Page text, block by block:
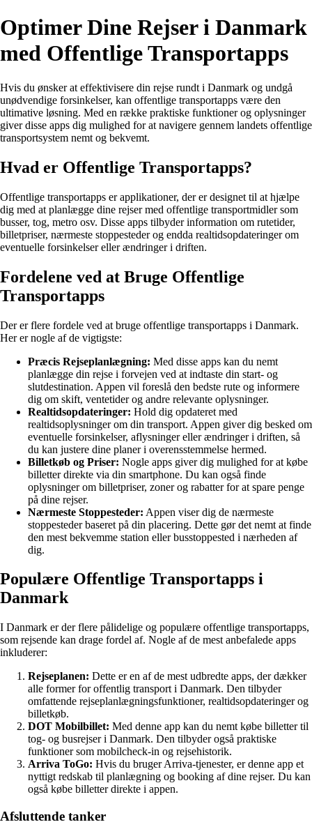
Optimer Dine Rejser i Danmark
med Offentlige Transportapps
Hvis du ønsker at effektivisere din rejse rundt i Danmark og undgå
unødvendige forsinkelser, kan offentlige transportapps være den
ultimative løsning. Med en række praktiske funktioner og oplysninger
giver disse apps dig mulighed for at navigere gennem landets offentlige
transportsystem nemt og bekvemt.
Hvad er Offentlige Transportapps?
Offentlige transportapps er applikationer, der er designet til at hjælpe
dig med at planlægge dine rejser med offentlige transportmidler som
busser, tog, metro osv. Disse apps tilbyder information om rutetider,
billetpriser, nærmeste stoppesteder og endda realtidsopdateringer om
eventuelle forsinkelser eller ændringer i driften.
Fordelene ved at Bruge Offentlige
Transportapps
Der er flere fordele ved at bruge offentlige transportapps i Danmark.
Her er nogle af de vigtigste:
Præcis Rejseplanlægning: Med disse apps kan du nemt
planlægge din rejse i forvejen ved at indtaste din start- og
slutdestination. Appen vil foreslå den bedste rute og informere
dig om skift, ventetider og andre relevante oplysninger.
Realtidsopdateringer: Hold dig opdateret med
realtidsoplysninger om din transport. Appen giver dig besked om
eventuelle forsinkelser, aflysninger eller ændringer i driften, så
du kan justere dine planer i overensstemmelse hermed.
Billetkøb og Priser: Nogle apps giver dig mulighed for at købe
billetter direkte via din smartphone. Du kan også finde
oplysninger om billetpriser, zoner og rabatter for at spare penge
på dine rejser.
Nærmeste Stoppesteder: Appen viser dig de nærmeste
stoppesteder baseret på din placering. Dette gør det nemt at finde
den mest bekvemme station eller busstoppested i nærheden af
dig.
Populære Offentlige Transportapps i
Danmark
I Danmark er der flere pålidelige og populære offentlige transportapps,
som rejsende kan drage fordel af. Nogle af de mest anbefalede apps
inkluderer:
Rejseplanen: Dette er en af de mest udbredte apps, der dækker
alle former for offentlig transport i Danmark. Den tilbyder
omfattende rejseplanlægningsfunktioner, realtidsopdateringer og
billetkøb.
DOT Mobilbillet: Med denne app kan du nemt købe billetter til
tog- og busrejser i Danmark. Den tilbyder også praktiske
funktioner som mobilcheck-in og rejsehistorik.
Arriva ToGo: Hvis du bruger Arriva-tjenester, er denne app et
nyttigt redskab til planlægning og booking af dine rejser. Du kan
også købe billetter direkte i appen.
Afsluttende tanker